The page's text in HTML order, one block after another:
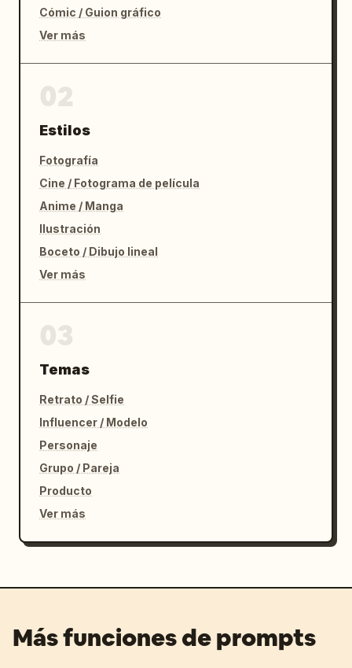
Cómic / Guion gráfico
Ver más
Estilos
Fotografía
Cine / Fotograma de película
Anime / Manga
Ilustración
Boceto / Dibujo lineal
Ver más
Temas
Retrato / Selfie
Influencer / Modelo
Personaje
Grupo / Pareja
Producto
Ver más
Más funciones de prompts